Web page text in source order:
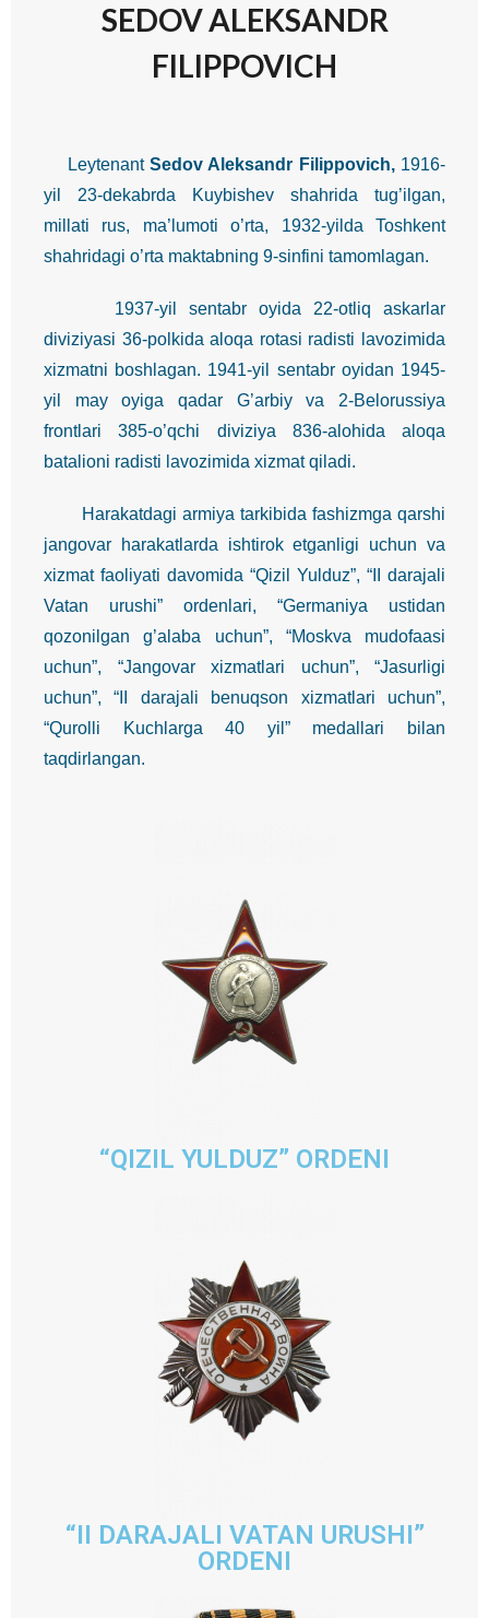
SEDOV ALEKSANDR
FILIPPOVICH
Leytenant Sedov Aleksandr Filippovich,1916-
yil 23-dekabrda Kuybishev shahrida tug’ilgan,
millati rus, ma’lumoti o’rta, 1932-yilda Toshkent
shahridagi o’rta maktabning 9-sinfini tamomlagan.
1937-yil sentabr oyida 22-otliq askarlar
diviziyasi 36-polkida aloqa rotasi radisti lavozimida
xizmatni boshlagan. 1941-yil sentabr oyidan 1945-
yil may oyiga qadar G’arbiy va 2-Belorussiya
frontlari 385-o’qchi diviziya 836-alohida aloqa
batalioni radisti lavozimida xizmat qiladi.
Harakatdagi armiya tarkibida fashizmga qarshi
jangovar harakatlarda ishtirok etganligi uchun va
xizmat faoliyati davomida “Qizil Yulduz”, “II darajali
Vatan urushi” ordenlari, “Germaniya ustidan
qozonilgan g’alaba uchun”, “Moskva mudofaasi
uchun”, “Jangovar xizmatlari uchun”, “Jasurligi
uchun”, “II darajali benuqson xizmatlari uchun”,
“Qurolli Kuchlarga 40 yil” medallari bilan
taqdirlangan.
“QIZIL YULDUZ” ORDENI
“II DARAJALI VATAN URUSHI”
ORDENI